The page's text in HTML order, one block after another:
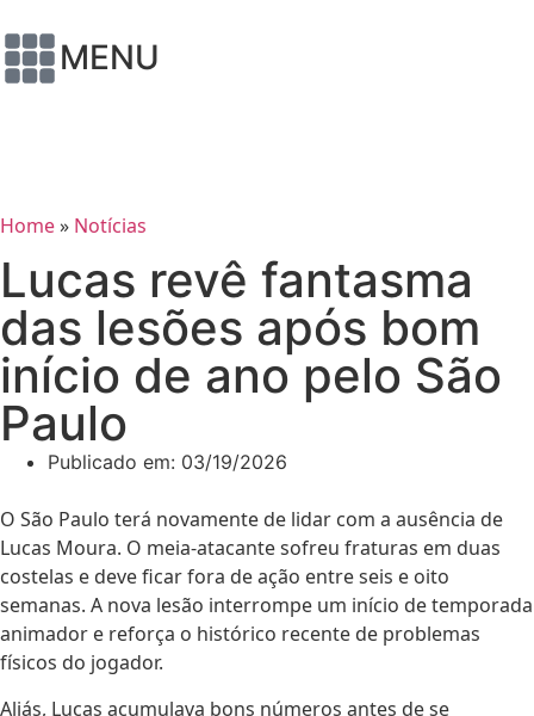
MENU
Home» Notícias
Lucas revê fantasma
das lesões após bom
início de ano pelo São
Paulo
Publicado em: 03/19/2026
O São Paulo terá novamente de lidar com a ausência de
Lucas Moura. O meia-atacante sofreu fraturas em duas
costelas e deve ficar fora de ação entre seis e oito
semanas. A nova lesão interrompe um início de temporada
animador e reforça o histórico recente de problemas
físicos do jogador.
Aliás, Lucas acumulava bons números antes de se